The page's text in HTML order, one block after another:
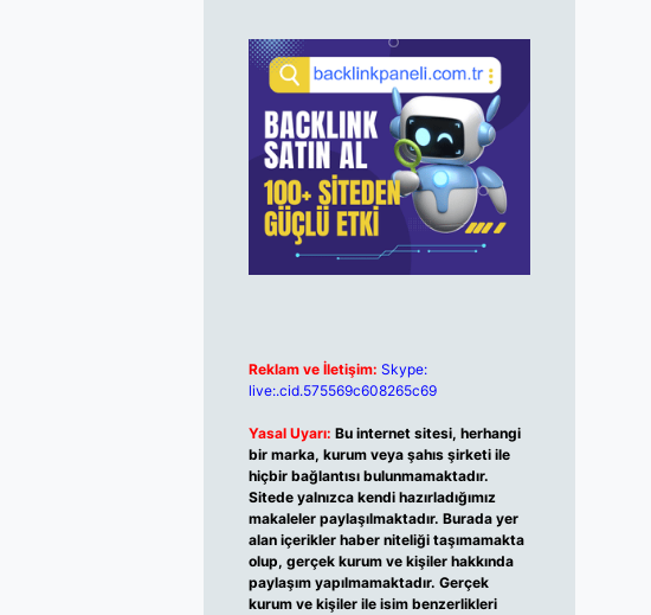
Reklam ve İletişim: Skype:
live:.cid.575569c608265c69
Yasal Uyarı: Bu internet sitesi, herhangi
bir marka, kurum veya şahıs şirketi ile
hiçbir bağlantısı bulunmamaktadır.
Sitede yalnızca kendi hazırladığımız
makaleler paylaşılmaktadır. Burada yer
alan içerikler haber niteliği taşımamakta
olup, gerçek kurum ve kişiler hakkında
paylaşım yapılmamaktadır. Gerçek
kurum ve kişiler ile isim benzerlikleri